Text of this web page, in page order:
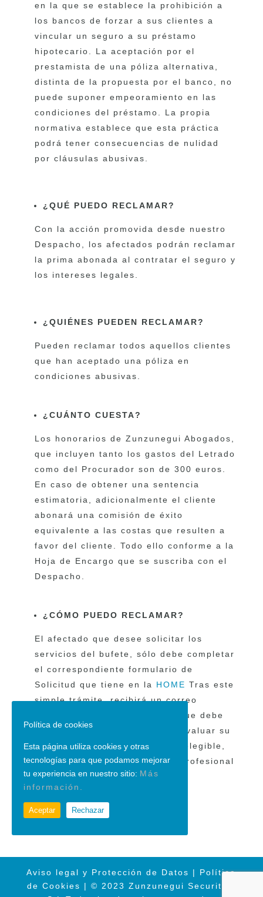
en la que se establece la prohibición a
los bancos de forzar a sus clientes a
vincular un seguro a su préstamo
hipotecario. La aceptación por el
prestamista de una póliza alternativa,
distinta de la propuesta por el banco, no
puede suponer empeoramiento en las
condiciones del préstamo. La propia
normativa establece que esta práctica
podrá tener consecuencias de nulidad
por cláusulas abusivas.
¿QUÉ PUEDO RECLAMAR?
Con la acción promovida desde nuestro
Despacho, los afectados podrán reclamar
la prima abonada al contratar el seguro y
los intereses legales.
¿QUIÉNES PUEDEN RECLAMAR?
Pueden reclamar todos aquellos clientes
que han aceptado una póliza en
condiciones abusivas.
¿CUÁNTO CUESTA?
Los honorarios de Zunzunegui Abogados,
que incluyen tanto los gastos del Letrado
como del Procurador son de 300 euros.
En caso de obtener una sentencia
estimatoria, adicionalmente el cliente
abonará una comisión de éxito
equivalente a las costas que resulten a
favor del cliente. Todo ello conforme a la
Hoja de Encargo que se suscriba con el
Despacho.
¿CÓMO PUEDO RECLAMAR?
El afectado que desee solicitar los
servicios del bufete, sólo debe completar
el correspondiente formulario de
Solicitud que tiene en la HOME Tras este
simple trámite, recibirá un correo
identificando los documentos que debe
remitir al bufete con el fin de evaluar su
caso. Si resulta ser un cliente elegible,
recibirá una Hoja de Encargo Profesional
con el detalle de los servicios y
honorarios del bufete.
Aviso legal y Protección de Datos | Política
de Cookies | © 2023 Zunzunegui Securities
Política de cookies
Esta página utiliza cookies y otras
tecnologías para que podamos mejorar
tu experiencia en nuestro sitio: Más
información.
Aceptar Rechazar